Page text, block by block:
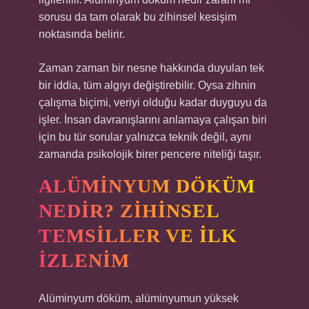
sorusu da tam olarak bu zihinsel kesişim
noktasında belirir.
Zaman zaman bir nesne hakkında duyulan tek
bir iddia, tüm algıyı değiştirebilir. Oysa zihnin
çalışma biçimi, veriyi olduğu kadar duyguyu da
işler. İnsan davranışlarını anlamaya çalışan biri
için bu tür sorular yalnızca teknik değil, aynı
zamanda psikolojik birer pencere niteliği taşır.
ALÜMINYUM DÖKÜM
NEDIR? ZIHINSEL
TEMSILLER VE İLK
İZLENIM
Alüminyum döküm, alüminyumun yüksek